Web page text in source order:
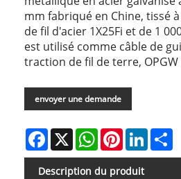
mm fabriqué en Chine, tissé
de fil d'acier 1X25Fi et de 1
est utilisé comme câble de
traction de fil de terre,
envoyer une demande
Facebook
X WhatsAppPinterestLinkedIn
Description du produit